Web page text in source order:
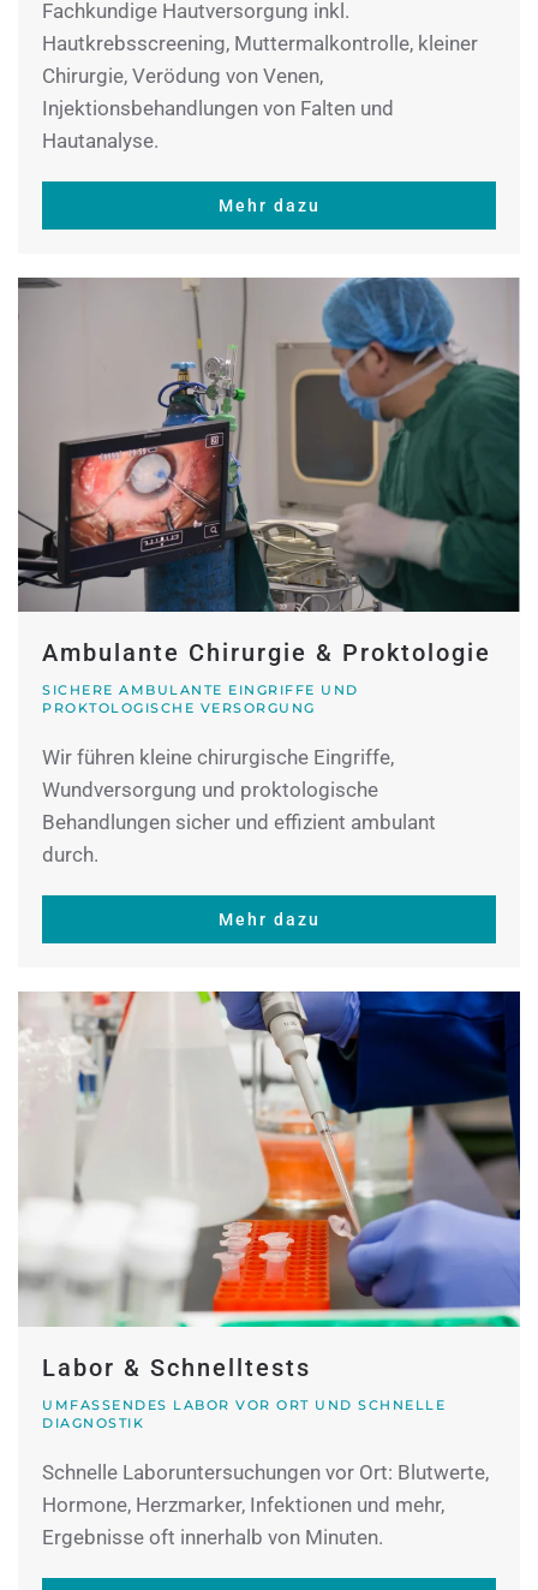
Fachkundige Hautversorgung inkl.
Hautkrebsscreening, Muttermalkontrolle, kleiner
Chirurgie, Verödung von Venen,
Injektionsbehandlungen von Falten und
Hautanalyse.
Mehr dazu
Ambulante Chirurgie & Proktologie
SICHERE AMBULANTE EINGRIFFE UND
PROKTOLOGISCHE VERSORGUNG
Wir führen kleine chirurgische Eingriffe,
Wundversorgung und proktologische
Behandlungen sicher und effizient ambulant
durch.
Mehr dazu
Labor & Schnelltests
UMFASSENDES LABOR VOR ORT UND SCHNELLE
DIAGNOSTIK
Schnelle Laboruntersuchungen vor Ort: Blutwerte,
Hormone, Herzmarker, Infektionen und mehr,
Ergebnisse oft innerhalb von Minuten.